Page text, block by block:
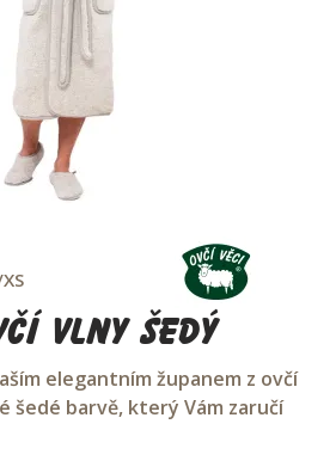
vlny šedý
elegantním županem z ovčí
šedé barvě, který Vám zaručí